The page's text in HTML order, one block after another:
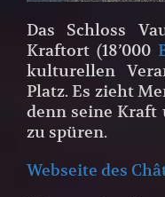
Das Schloss
Kraftort (18’000
kulturellen
Platz. Es zieht
denn seine
zu spüren.
Webseite des